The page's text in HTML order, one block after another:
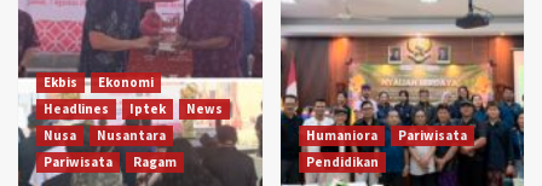
Ekbis
Ekonomi
Headlines
Iptek
News
Nusa
Nusantara
Pariwisata
Ragam
Humaniora
Pariwisata
Pendidikan